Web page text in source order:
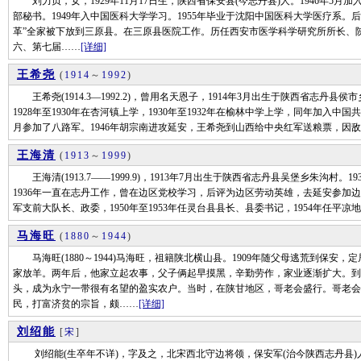
部秘书。1949年入中国医科大学学习。1955年毕业于沈阳中国医科大学医疗系。
革”全家被下放到三原县。在三原县医院工作。历任西安市医学科学研究所所长
六、第七届……[详细]
王希尧 ( 1914 ～ 1992)
王希尧(1914.3—1992.2)，曾用名天恩子，1914年3月出生于陕西省志丹县侯市
1928年至1930年在杏河镇上学，1930年至1932年在榆林中学上学，同年加入中国
月参加了八路军。1946年胡宗南进攻延安，王希尧到山西给中央红军送粮票，
王海清 ( 1913 ～ 1999)
王海清(1913.7——1999.9)，1913年7月出生于陕西省志丹县吴堡乡朱沟村。
1936年一直在志丹工作，曾在边区党校学习，后评为边区劳动英雄，去延安参加
军支前大队长、政委，1950年至1953年任灵台县县长、县委书记，1954年任平
马海旺 ( 1880 ～ 1944)
马海旺(1880～1944)马海旺，祖籍陕北横山县。1909年随父母逃荒到保安，
家放羊。两年后，他家立起农事，父子俩起早摸黑，辛勤劳作，家业逐渐扩大。
头，成为永宁一带很有名望的盈实农户。当时，在陕甘地区，哥老会盛行。哥老
民，打富济贫的宗旨，颇……[详细]
刘绍能 [宋 ]
刘绍能(生卒年不详)，字及之，北宋西北守边将领，保安军(治今陕西志丹县)